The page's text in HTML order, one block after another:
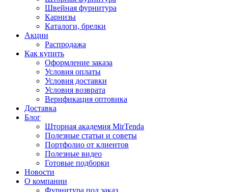
Швейная фурнитура
Карнизы
Каталоги, брелки
Акции
Распродажа
Как купить
Оформление заказа
Условия оплаты
Условия доставки
Условия возврата
Верификация оптовика
Доставка
Блог
Шторная академия MirTenda
Полезные статьи и советы
Портфолио от клиентов
Полезные видео
Готовые подборки
Новости
О компании
Фурнитура под заказ